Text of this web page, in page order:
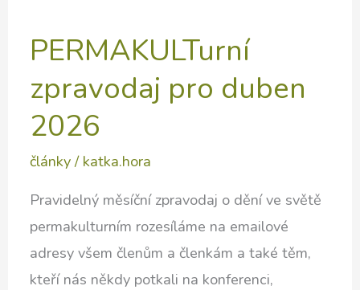
PERMAKULTurní
zpravodaj pro duben
2026
články/ katka.hora
Pravidelný měsíční zpravodaj o dění ve světě
permakulturním rozesíláme na emailové
adresy všem členům a členkám a také těm,
kteří nás někdy potkali na konferenci,